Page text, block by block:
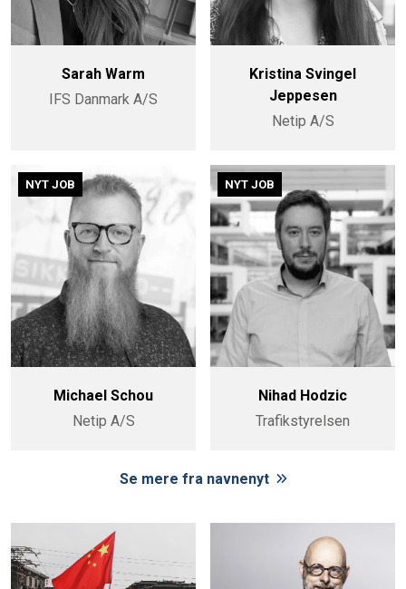
Sarah Warm
IFS Danmark A/S
Kristina Svingel
Jeppesen
Netip A/S
NYT JOB
Michael Schou
Netip A/S
NYT JOB
Nihad Hodzic
Trafikstyrelsen
Se mere fra navnenyt